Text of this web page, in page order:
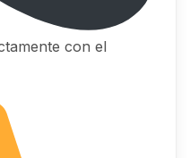
con el